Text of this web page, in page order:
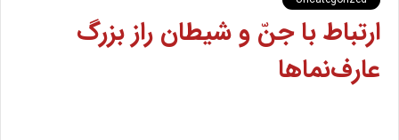
ارتباط با جنّ و شیطان راز بزرگ
عارف‌نماها